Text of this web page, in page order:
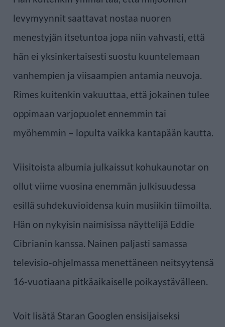
levymyynnit saattavat nostaa nuoren
menestyjän itsetuntoa jopa niin vahvasti, että
hän ei yksinkertaisesti suostu kuuntelemaan
vanhempien ja viisaampien antamia neuvoja.
Rimes kuitenkin vakuuttaa, että jokainen tulee
oppimaan varjopuolet ennemmin tai
myöhemmin – lopulta vaikka kantapään kautta.
Viisitoista albumia julkaissut kohukaunotar on
ollut viime vuosina enemmän julkisuudessa
esillä suhdekuvioidensa kuin musiikin tiimoilta.
Hän on nykyisin naimisissa näyttelijä Eddie
Cibrianin kanssa. Nainen paljasti samassa
televisio-ohjelmassa menettäneen neitsyytensä
16-vuotiaana pitkäaikaiselle poikaystävälleen.
Voit lisätä Staran Googlen ensisijaiseksi